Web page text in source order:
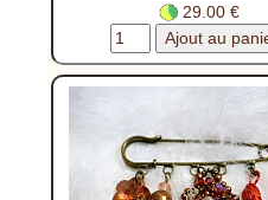
29.00 €